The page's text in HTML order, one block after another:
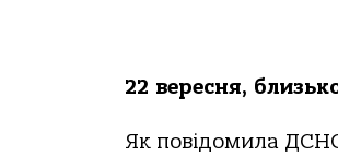
22 вересня,
Як повідомила